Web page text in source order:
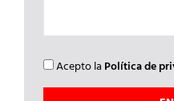
Acepto la Política de